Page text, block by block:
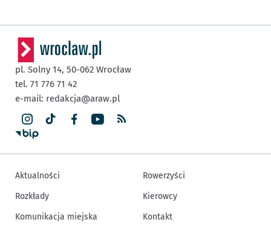
pl. Solny 14, 50-062 Wrocław
tel. 71 776 71 42
e-mail: redakcja@araw.pl
Aktualności
Rozkłady
Komunikacja miejska
Rowerzyści
Kierowcy
Kontakt